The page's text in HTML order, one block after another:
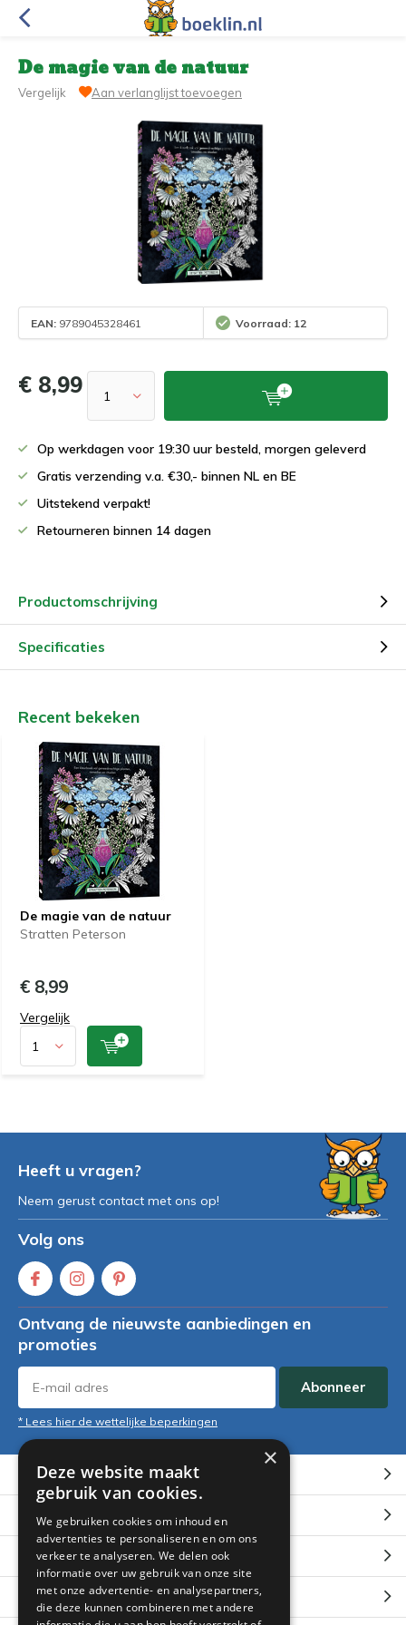
De magie van de natuur
Vergelijk Aan verlanglijst toevoegen
EAN: 9789045328461 Voorraad: 12
€ 8,99
Op werkdagen voor 19:30 uur besteld, morgen geleverd
Gratis verzending v.a. €30,- binnen NL en BE
Uitstekend verpakt!
Retourneren binnen 14 dagen
Productomschrijving
Specificaties
Recent bekeken
De magie van de natuur
Stratten Peterson
€ 8,99
Vergelijk
Heeft u vragen?
Neem gerust contact met ons op!
Volg ons
Ontvang de nieuwste aanbiedingen en
promoties
Abonneer
* Lees hier de wettelijke beperkingen
Klantenservice
Mijn account
Categorieën
Contact
×
Deze website maakt
gebruik van cookies.
We gebruiken cookies om inhoud en
advertenties te personaliseren en om ons
verkeer te analyseren. We delen ook
informatie over uw gebruik van onze site
met onze advertentie- en analysepartners,
die deze kunnen combineren met andere